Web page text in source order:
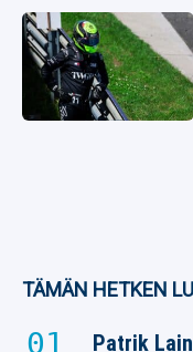
TÄMÄN HETKEN
Patrik